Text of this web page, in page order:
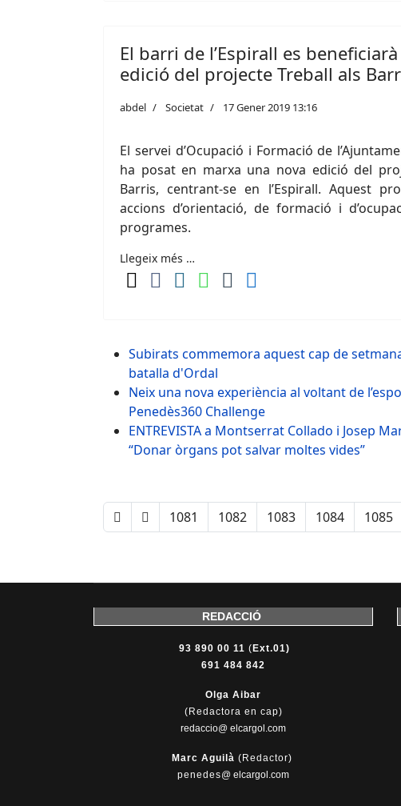
El barri de l’Espirall es beneficiarà
edició del projecte Treball als
abdel Societat 17 Gener 2019 13:16
El servei d’Ocupació i Formació de
ha posat en marxa una nova edició del
Barris, centrant-se en l’Espirall. Aquest
accions d’orientació, de formació i
programes.
Llegeix més …
Subirats commemora aquest cap de
batalla d'Ordal
Neix una nova experiència al voltant de
Penedès360 Challenge
ENTREVISTA a Montserrat Collado i Josep
“Donar òrgans pot salvar moltes vides”
1081 1082 1083 1084 1085
REDACCIÓ
93 890 00 11 ( Ext.01)
691 484 842
Olga Aibar
(Redactora en cap)
redaccio@ elcargol.com
Marc Aguilà (Redactor)
penedes@ elcargol.com